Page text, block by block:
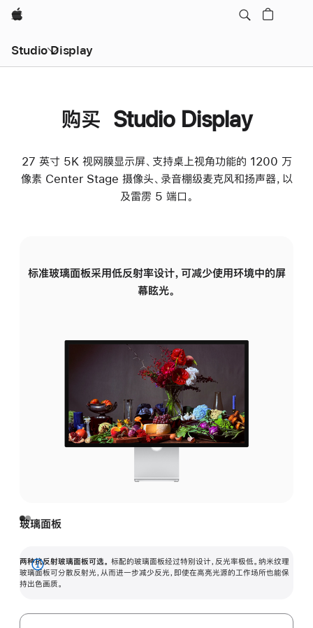
Apple
Studio Display
购买 Studio Display
27 英寸 5K 视网膜显示屏、支持桌上视角功能的 1200 万
像素 Center Stage 摄像头、录音棚级麦克风和扬声器，以
及雷雳 5 端口。
标准玻璃面板采用低反射率设计，可减少使用环境中的屏
幕眩光。
玻璃面板
两种抗反射玻璃面板可选。 标配的玻璃面板经过特别设计，反光率极低。纳米纹理
玻璃面板可分散反射光，从而进一步减少反光，即使在高亮光源的工作场所也能保
持出色画质。
展
开